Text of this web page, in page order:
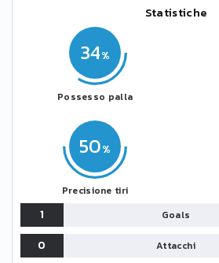
Statistiche
34
Possesso palla
50
Precisione tiri
1 Goals
0
Attacchi